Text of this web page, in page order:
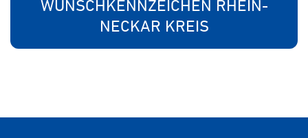
WUNSCHKENNZEICHEN RHEIN-
NECKAR KREIS